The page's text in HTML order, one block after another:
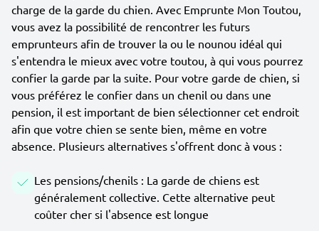
charge de la garde du chien. Avec Emprunte Mon Toutou,
vous avez la possibilité de rencontrer les futurs
emprunteurs afin de trouver la ou le nounou idéal qui
s'entendra le mieux avec votre toutou, à qui vous pourrez
confier la garde par la suite. Pour votre garde de chien, si
vous préférez le confier dans un chenil ou dans une
pension, il est important de bien sélectionner cet endroit
afin que votre chien se sente bien, même en votre
absence. Plusieurs alternatives s'offrent donc à vous :
Les pensions/chenils : La garde de chiens est
généralement collective. Cette alternative peut
coûter cher si l'absence est longue